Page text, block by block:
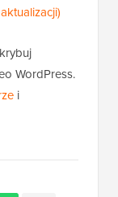
WordPress.
i